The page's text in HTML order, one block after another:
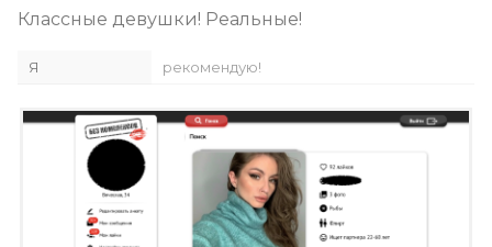
Классные девушки! Реальные!
Я рекомендую!